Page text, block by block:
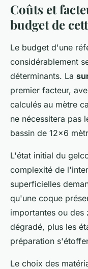
Coûts et
budget de
Le budget d'une
considérablement
déterminants. La
premier facteur,
calculés au mètre
ne nécessitera pas
bassin de 12x6
L'état initial du
complexité de
superficielles
qu'une coque
importantes ou des
dégradé, plus les
préparation
Le choix des